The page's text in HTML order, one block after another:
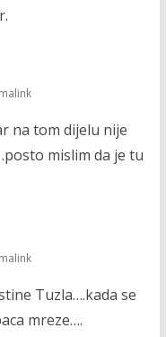
na tom dijelu nije
mislim da je tu
Tuzla….kada se
mreze….